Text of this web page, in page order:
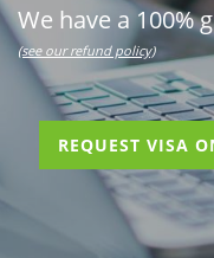
We have a 100%
(see our refund policy)
REQUEST VISA